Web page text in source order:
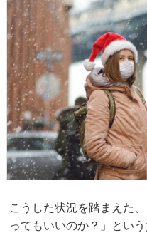
こうした状況を踏まえた
ってもいいのか？」とい